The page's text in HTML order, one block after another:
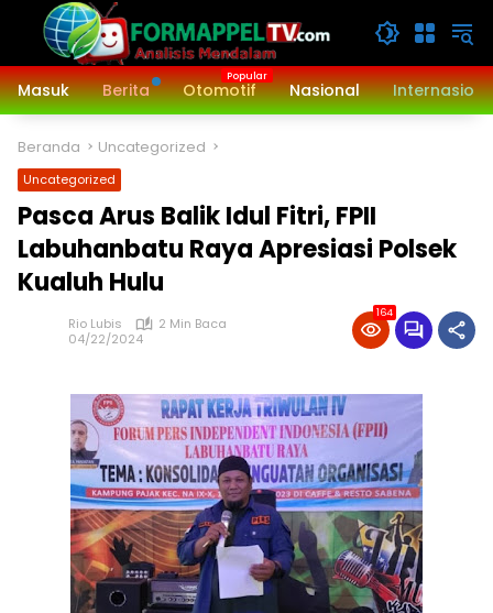
Langsung
konten
Masuk
Berita Otomotif Nasional
Beranda Uncategorized
Uncategorized
Pasca Arus Balik Idul Fitri, FPII
Labuhanbatu Raya Apresiasi Polsek
Kualuh Hulu
Rio Lubis
2 Min Baca
04/22/2024
164